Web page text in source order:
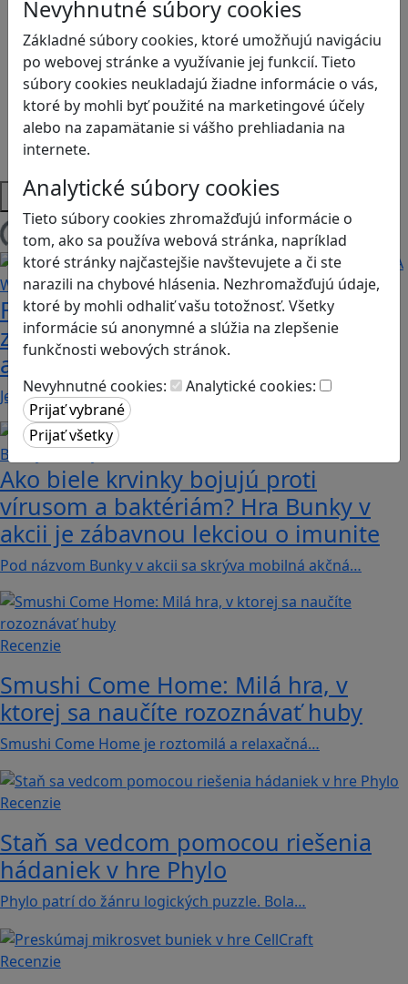
Nevyhnutné súbory cookies
Základné súbory cookies, ktoré umožňujú navigáciu
po webovej stránke a využívanie jej funkcií. Tieto
súbory cookies neukladajú žiadne informácie o vás,
ktoré by mohli byť použité na marketingové účely
alebo na zapamätanie si vášho prehliadania na
internete.
Analytické súbory cookies
Tieto súbory cookies zhromažďujú informácie o
tom, ako sa používa webová stránka, napríklad
ktoré stránky najčastejšie navštevujete a či ste
narazili na chybové hlásenia. Nezhromažďujú údaje,
ktoré by mohli odhaliť vašu totožnosť. Všetky
informácie sú anonymné a slúžia na zlepšenie
funkčnosti webových stránok.
Nevyhnutné cookies:
Analytické cookies:
Logické myslenie
Ľudské práva a tolerancia
Motorika a koncentrácia
Programovanie/Technika
Sociálne zručnosti a kooperácia
Strategické myslenie
Zdravie a pohyb
Platformy
Načítam blogy
Fotografujte zvieratká, aby ste
zachránili ostrov v Alba: A Wildlife
adventure
Jednoduchá hra, vhodná pre kohokoľvek z rodiny,…
Ako biele krvinky bojujú proti
vírusom a baktériám? Hra Bunky v
akcii je zábavnou lekciou o imunite
Pod názvom Bunky v akcii sa skrýva mobilná akčná…
Recenzie
Smushi Come Home: Milá hra, v
ktorej sa naučíte rozoznávať huby
Smushi Come Home je roztomilá a relaxačná…
Recenzie
Staň sa vedcom pomocou riešenia
hádaniek v hre Phylo
Phylo patrí do žánru logických puzzle. Bola…
Recenzie